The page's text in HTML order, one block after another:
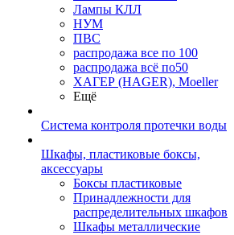
Лампы КЛЛ
НУМ
ПВС
распродажа все по 100
распродажа всё по50
ХАГЕР (HAGER), Moeller
Ещё
Система контроля протечки воды
Шкафы, пластиковые боксы,
аксессуары
Боксы пластиковые
Принадлежности для
распределительных шкафов
Шкафы металлические